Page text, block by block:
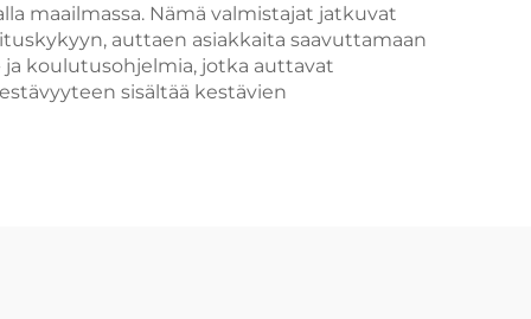
maailmassa. Nämä valmistajat jatkuvat
auttaen asiakkaita saavuttamaan
koulutusohjelmia, jotka auttavat
sisältää kestävien